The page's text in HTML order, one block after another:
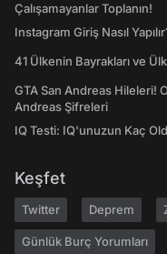
Çalışamayanlar Toplanın!
Instagram Giriş Nasıl
41 Ülkenin Bayrakları ve
GTA San Andreas Hileleri!
Andreas Şifreleri
IQ Testi: IQ'unuzun Kaç
Keşfet
Twitter Deprem
Günlük Burç Yorumları